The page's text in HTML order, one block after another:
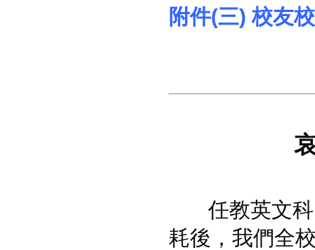
附件(三) 校友
任教英文科
耗後，我們全